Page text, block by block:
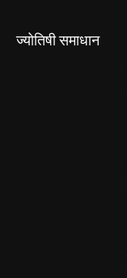
ज्योतिषी समाधान